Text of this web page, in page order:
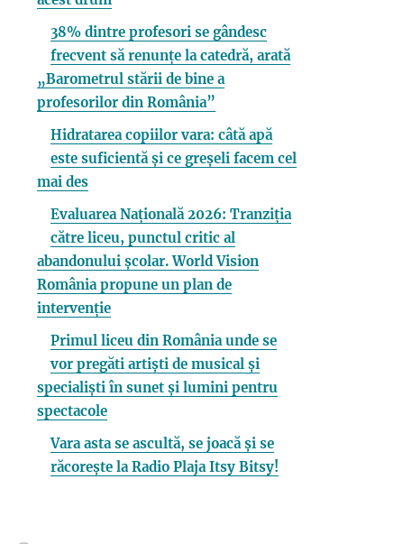
38% dintre profesori se gândesc
frecvent să renunțe la catedră, arată
„Barometrul stării de bine a
profesorilor din România”
Hidratarea copiilor vara: câtă apă
este suficientă și ce greșeli facem cel
mai des
Evaluarea Națională 2026: Tranziția
către liceu, punctul critic al
abandonului școlar. World Vision
România propune un plan de
intervenție
Primul liceu din România unde se
vor pregăti artiști de musical și
specialiști în sunet și lumini pentru
spectacole
Vara asta se ascultă, se joacă și se
răcorește la Radio Plaja Itsy Bitsy!